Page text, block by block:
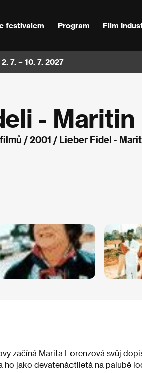
festivalem Program Film
7. – 10. 7. 2027
-
/2001 / Lieber Fidel -
začíná Marita Lorenzová svůj
ho jako devatenáctiletá na palubě